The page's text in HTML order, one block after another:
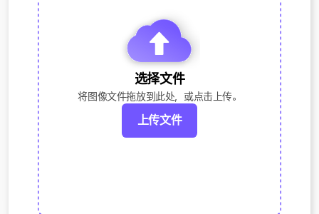
选择文件
将图像文件拖放到此处，或点击上传。
上传文件